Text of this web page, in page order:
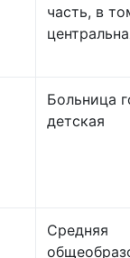
часть, в
Больница
детская
Средняя